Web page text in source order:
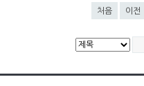
처음 이전